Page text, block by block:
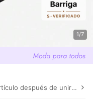
1/7
después de unirte.